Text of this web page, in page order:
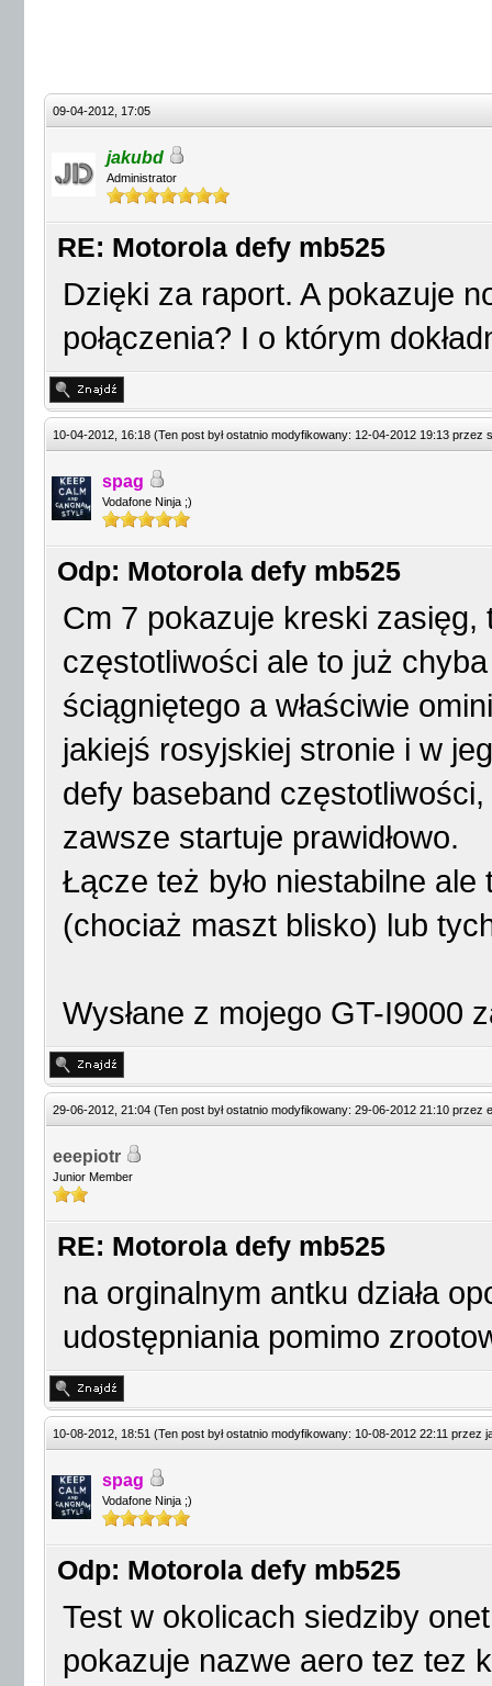
09-04-2012, 17:05
jakubd
Administrator
RE: Motorola defy mb525
Dzięki za raport. A pokazuje
połączenia? I o którym
10-04-2012, 16:18 (Ten post był ostatnio modyfikowany: 12-04-2012 19:13 przez
spag
Vodafone Ninja ;)
Odp: Motorola defy mb525
Cm 7 pokazuje kreski
częstotliwości ale to już
ściągniętego a właściwie
jakiejś rosyjskiej stronie i w
defy baseband
zawsze startuje prawidłowo.
Łącze też było niestabilne
(chociaż maszt blisko) lub
Wysłane z mojego GT-I9000
29-06-2012, 21:04 (Ten post był ostatnio modyfikowany: 29-06-2012 21:10 przez
eeepiotr
Junior Member
RE: Motorola defy mb525
na orginalnym antku działa
udostępniania pomimo
10-08-2012, 18:51 (Ten post był ostatnio modyfikowany: 10-08-2012 22:11 przez
spag
Vodafone Ninja ;)
Odp: Motorola defy mb525
Test w okolicach siedziby
pokazuje nazwe aero tez tez